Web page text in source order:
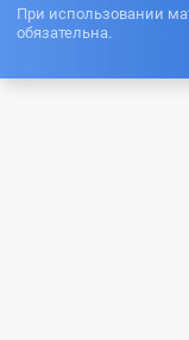
При использовании
обязательна.